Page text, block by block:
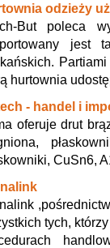
odzieży
But poleca
jest
hurtownia
- handel i
oferuje drut
CuSn6,
tych,